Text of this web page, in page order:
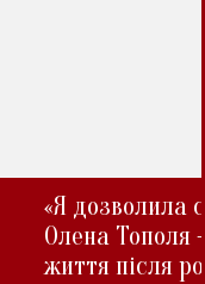
«Я дозволила
Олена Тополя
життя після